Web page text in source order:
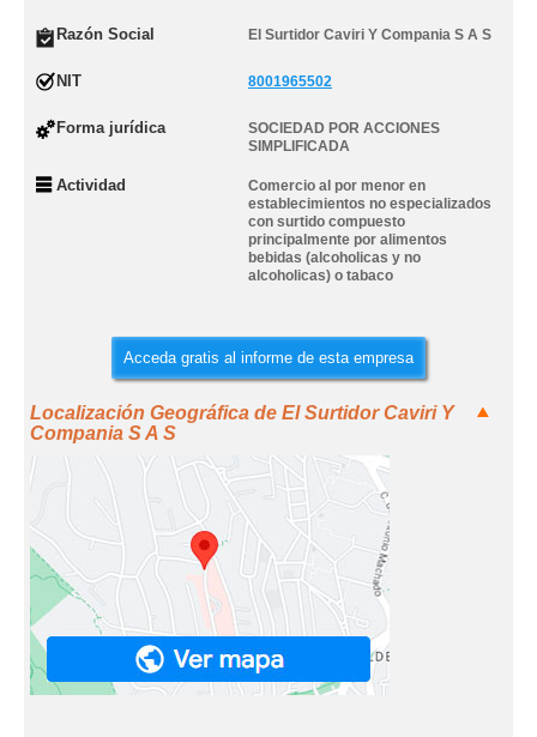
Razón Social El Surtidor Caviri Y Compania S A S
NIT 8001965502
Forma jurídica
SOCIEDAD POR ACCIONES
SIMPLIFICADA
Actividad
Comercio al por menor en
establecimientos no especializados
con surtido compuesto
principalmente por alimentos
bebidas (alcoholicas y no
alcoholicas) o tabaco
Acceda gratis al informe de esta empresa
Localización Geográfica de El Surtidor Caviri Y
Compania S A S